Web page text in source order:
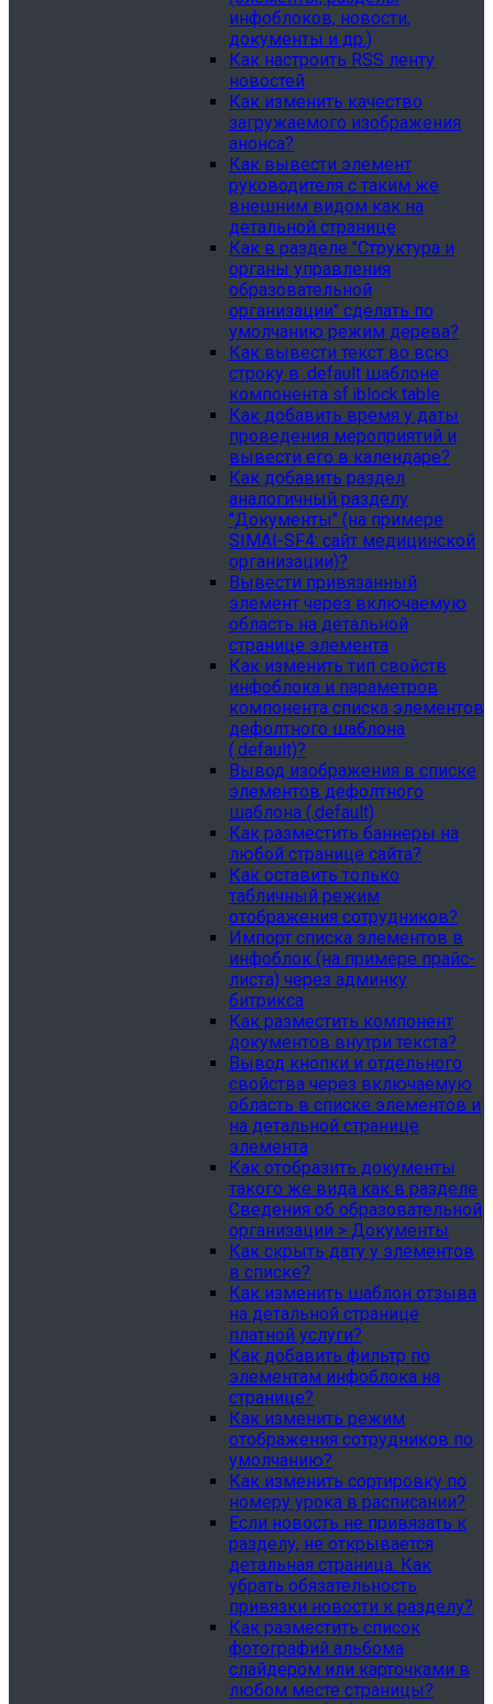
инфоблоков, новости,
документы и др.)
Как настроить RSS ленту
новостей
Как изменить качество
загружаемого изображения
анонса?
Как вывести элемент
руководителя с таким же
внешним видом как на
детальной странице
Как в разделе "Структура и
органы управления
образовательной
организации" сделать по
умолчанию режим дерева?
Как вывести текст во всю
строку в .default шаблоне
компонента sf.iblock.table
Как добавить время у даты
проведения мероприятий и
вывести его в календаре?
Как добавить раздел
аналогичный разделу
"Документы" (на примере
SIMAI-SF4: сайт медицинской
организации)?
Вывести привязанный
элемент через включаемую
область на детальной
странице элемента
Как изменить тип свойств
инфоблока и параметров
компонента списка элементов
дефолтного шаблона
(.default)?
Вывод изображения в списке
элементов дефолтного
шаблона (.default)
Как разместить баннеры на
любой странице сайта?
Как оставить только
табличный режим
отображения сотрудников?
Импорт списка элементов в
инфоблок (на примере прайс-
листа) через админку
битрикса
Как разместить компонент
документов внутри текста?
Вывод кнопки и отдельного
свойства через включаемую
область в списке элементов и
на детальной странице
элемента
Как отобразить документы
такого же вида как в разделе
Сведения об образовательной
организации > Документы
Как скрыть дату у элементов
в списке?
Как изменить шаблон отзыва
на детальной странице
платной услуги?
Как добавить фильтр по
элементам инфоблока на
странице?
Как изменить режим
отображения сотрудников по
умолчанию?
Как изменить сортировку по
номеру урока в расписании?
Если новость не привязать к
разделу, не открывается
детальная страница. Как
убрать обязательность
привязки новости к разделу?
Как разместить список
фотографий альбома
слайдером или карточками в
любом месте страницы?